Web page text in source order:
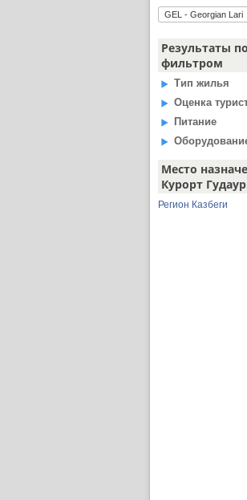
Результаты
фильтром
Тип жилья
Оценка
Питание
Место
Курорт
Регион Казбеги